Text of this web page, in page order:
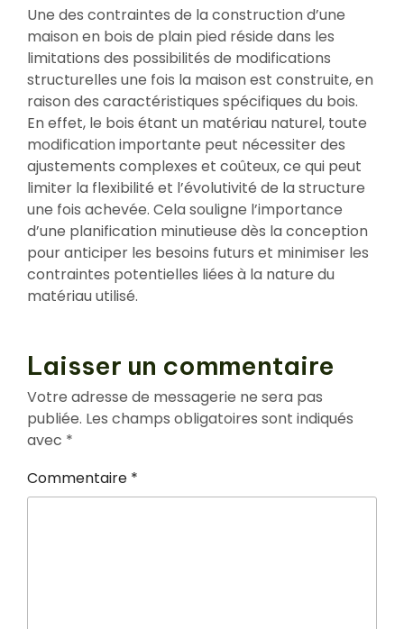
Une des contraintes de la construction d’une
maison en bois de plain pied réside dans les
limitations des possibilités de modifications
structurelles une fois la maison est construite, en
raison des caractéristiques spécifiques du bois.
En effet, le bois étant un matériau naturel, toute
modification importante peut nécessiter des
ajustements complexes et coûteux, ce qui peut
limiter la flexibilité et l’évolutivité de la structure
une fois achevée. Cela souligne l’importance
d’une planification minutieuse dès la conception
pour anticiper les besoins futurs et minimiser les
contraintes potentielles liées à la nature du
matériau utilisé.
Laisser un commentaire
Votre adresse de messagerie ne sera pas
publiée. Les champs obligatoires sont indiqués
avec *
Commentaire *